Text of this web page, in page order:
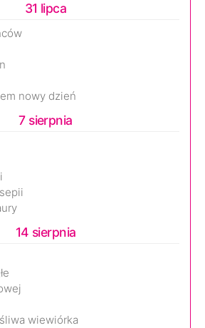
31 lipca
nowy dzień
7 sierpnia
14 sierpnia
wiewiórka